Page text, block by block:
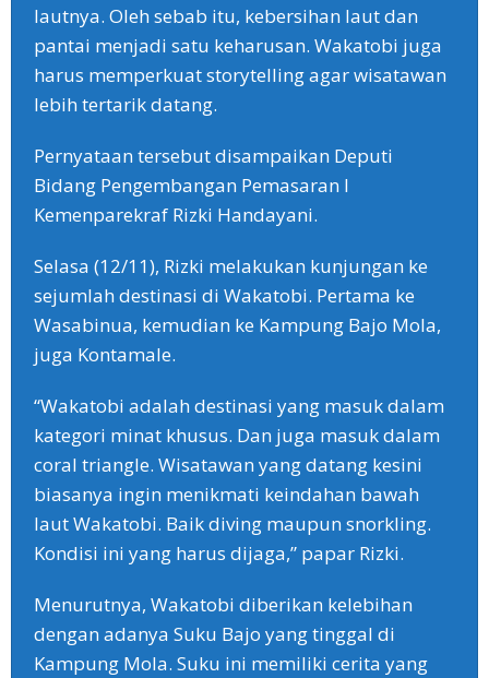
lautnya. Oleh sebab itu, kebersihan laut dan
pantai menjadi satu keharusan. Wakatobi juga
harus memperkuat storytelling agar wisatawan
lebih tertarik datang.
Pernyataan tersebut disampaikan Deputi
Bidang Pengembangan Pemasaran I
Kemenparekraf Rizki Handayani.
Selasa (12/11), Rizki melakukan kunjungan ke
sejumlah destinasi di Wakatobi. Pertama ke
Wasabinua, kemudian ke Kampung Bajo Mola,
juga Kontamale.
“Wakatobi adalah destinasi yang masuk dalam
kategori minat khusus. Dan juga masuk dalam
coral triangle. Wisatawan yang datang kesini
biasanya ingin menikmati keindahan bawah
laut Wakatobi. Baik diving maupun snorkling.
Kondisi ini yang harus dijaga,” papar Rizki.
Menurutnya, Wakatobi diberikan kelebihan
dengan adanya Suku Bajo yang tinggal di
Kampung Mola. Suku ini memiliki cerita yang